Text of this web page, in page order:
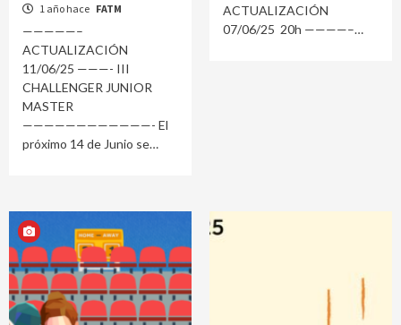
1 año hace FATM
—————–
ACTUALIZACIÓN
11/06/25 ———- III
CHALLENGER JUNIOR
MASTER
————————————- El
próximo 14 de Junio se
ACTUALIZACIÓN
07/06/25 20h ————–